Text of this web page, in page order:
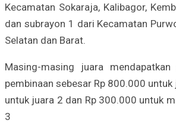
Kecamatan Sokaraja, Kalibagor,
dan subrayon 1 dari Kecamatan
Selatan dan Barat.
Masing-masing juara
pembinaan sebesar Rp 800.000 untuk
untuk juara 2 dan Rp 300.000 untuk
3